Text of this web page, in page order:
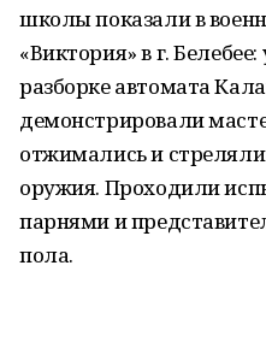
школы показали в
«Виктория» в г.
разборке автомата
демонстрировали
отжимались и
оружия. Проходили
парнями и
пола.